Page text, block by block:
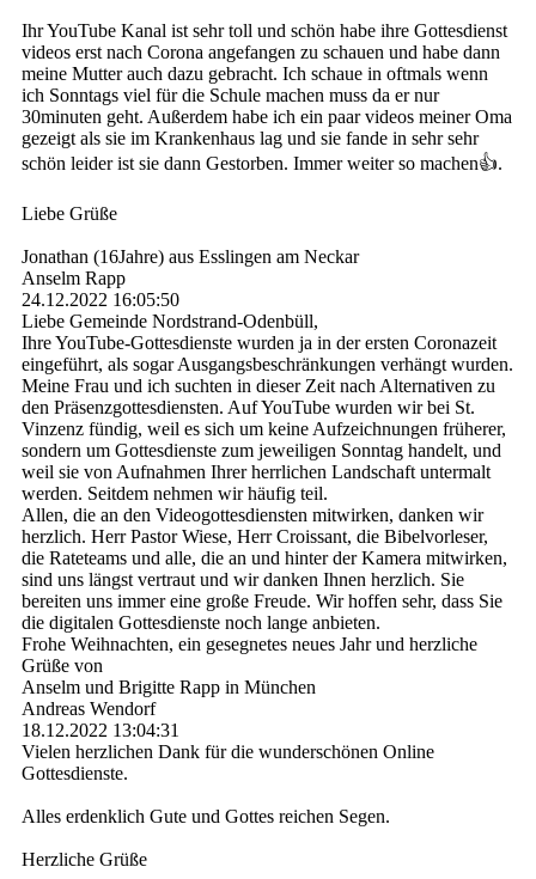
Ihr YouTube Kanal ist sehr toll und schön habe ihre Gottesdienst
videos erst nach Corona angefangen zu schauen und habe dann
meine Mutter auch dazu gebracht. Ich schaue in oftmals wenn
ich Sonntags viel für die Schule machen muss da er nur
30minuten geht. Außerdem habe ich ein paar videos meiner Oma
gezeigt als sie im Krankenhaus lag und sie fande in sehr sehr
schön leider ist sie dann Gestorben. Immer weiter so machen👍.
Liebe Grüße
Jonathan (16Jahre) aus Esslingen am Neckar
Anselm Rapp
24.12.2022 16:05:50
Liebe Gemeinde Nordstrand-Odenbüll,
Ihre YouTube-Gottesdienste wurden ja in der ersten Coronazeit
eingeführt, als sogar Ausgangsbeschränkungen verhängt wurden.
Meine Frau und ich suchten in dieser Zeit nach Alternativen zu
den Präsenzgottesdiensten. Auf YouTube wurden wir bei St.
Vinzenz fündig, weil es sich um keine Aufzeichnungen früherer,
sondern um Gottesdienste zum jeweiligen Sonntag handelt, und
weil sie von Aufnahmen Ihrer herrlichen Landschaft untermalt
werden. Seitdem nehmen wir häufig teil.
Allen, die an den Videogottesdiensten mitwirken, danken wir
herzlich. Herr Pastor Wiese, Herr Croissant, die Bibelvorleser,
die Rateteams und alle, die an und hinter der Kamera mitwirken,
sind uns längst vertraut und wir danken Ihnen herzlich. Sie
bereiten uns immer eine große Freude. Wir hoffen sehr, dass Sie
die digitalen Gottesdienste noch lange anbieten.
Frohe Weihnachten, ein gesegnetes neues Jahr und herzliche
Grüße von
Anselm und Brigitte Rapp in München
Andreas Wendorf
18.12.2022 13:04:31
Vielen herzlichen Dank für die wunderschönen Online
Gottesdienste.
Alles erdenklich Gute und Gottes reichen Segen.
Herzliche Grüße